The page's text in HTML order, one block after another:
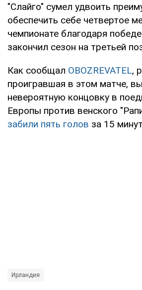
"Слайго" сумел удвоить
обеспечить себе четвертое
чемпионате благодаря
закончил сезон на третьей
Как сообщал OBOZREVATEL,
проигравшая в этом матче,
невероятную концовку в
Европы против венского
забили пять голов за 15
Ирландия